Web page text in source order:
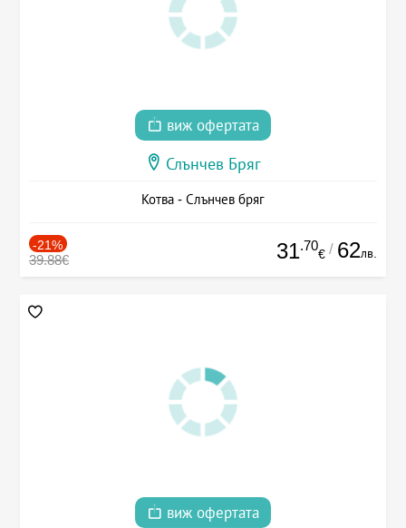
виж офертата
Слънчев Бряг
Котва - Слънчев бряг
-21%
39.88€ 31.70
€ / 62лв.
виж офертата